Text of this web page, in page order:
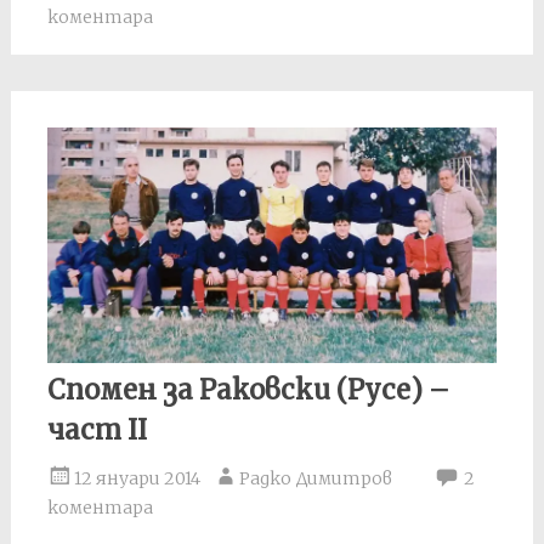
коментара
Спомен за Раковски (Русе) –
част II
12 януари 2014 Радко Димитров
2
коментара